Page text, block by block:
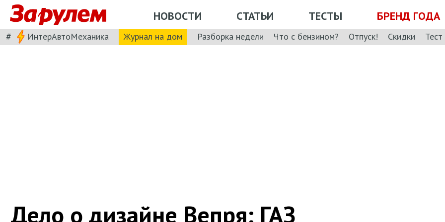
НОВОСТИ СТАТЬИ ТЕСТЫ БРЕНД ГОДА
# ИнтерАвтоМеханика Журнал на дом Разборка недели Что с бензином? Отпуск! Скидки
Дело о дизайне Вепря: ГАЗ